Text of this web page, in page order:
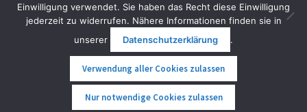
© FunShop Wien - Hochqualitative Elektromobilität 2026
Datenschutzerklärung
Erstellt mit WooCommerce
Einwilligung verwendet. Sie haben das Recht diese Einwilligung
jederzeit zu widerrufen. Nähere Informationen finden sie in
unserer
Datenschutzerklärung .
Verwendung aller Cookies zulassen
Nur notwendige Cookies zulassen